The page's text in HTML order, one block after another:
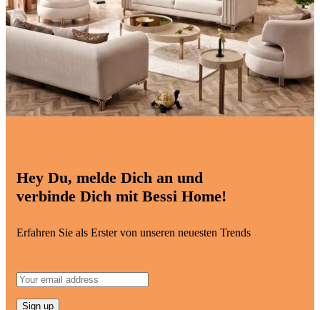
Hey Du, melde Dich an und
verbinde Dich mit Bessi Home!
Erfahren Sie als Erster von unseren neuesten Trends